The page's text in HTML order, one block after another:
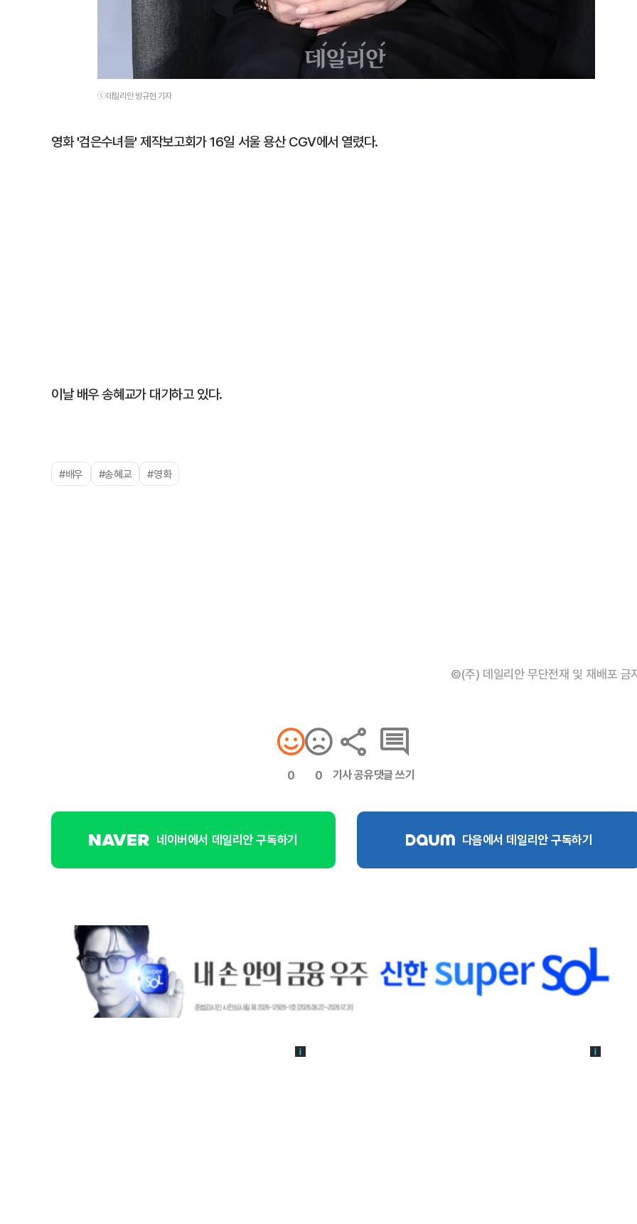
ⓒ데일리안 방규현 기자
영화 '검은수녀들' 제작보고회가 16일 서울 용산 CGV에서 열렸다.
이날 배우 송혜교가 대기하고 있다.
#배우 #송혜교 #영화
©(주) 데일리안 무단전재 및 재배포 금
0 0 기사 공유댓글 쓰기
네이버에서 데일리안 구독하기 다음에서 데일리안 구독하기